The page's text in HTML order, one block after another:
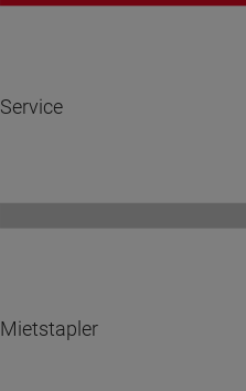
Service
Mietstapler